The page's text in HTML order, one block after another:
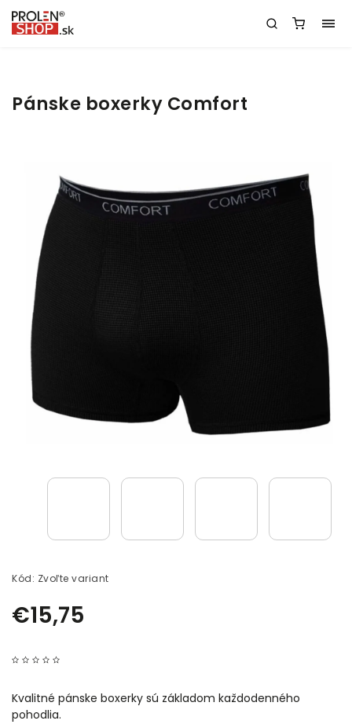
Pánske boxerky Comfort
Kód: Zvoľte variant
€15,75
Kvalitné pánske boxerky sú základom každodenného
pohodlia.